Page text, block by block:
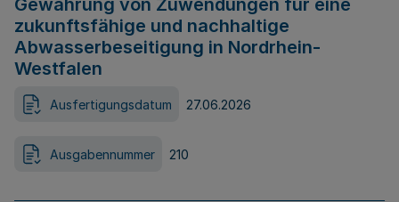
Gewährung von Zuwendungen für eine
zukunftsfähige und nachhaltige
Abwasserbeseitigung in Nordrhein-
Westfalen
Ausfertigungsdatum 27.06.2026
Ausgabennummer 210